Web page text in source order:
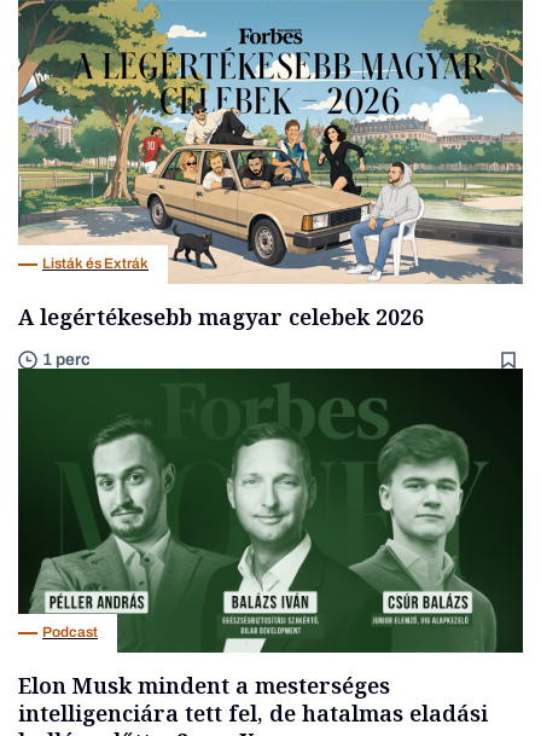
Listák és Extrák
A legértékesebb magyar celebek 2026
1 perc
Podcast
Elon Musk mindent a mesterséges
intelligenciára tett fel, de hatalmas eladási